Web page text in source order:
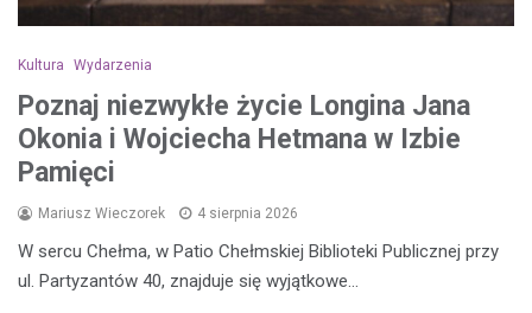
Kultura Wydarzenia
Poznaj niezwykłe życie Longina Jana
Okonia i Wojciecha Hetmana w Izbie
Pamięci
Mariusz Wieczorek 4 sierpnia 2026
W sercu Chełma, w Patio Chełmskiej Biblioteki Publicznej przy
ul. Partyzantów 40, znajduje się wyjątkowe…